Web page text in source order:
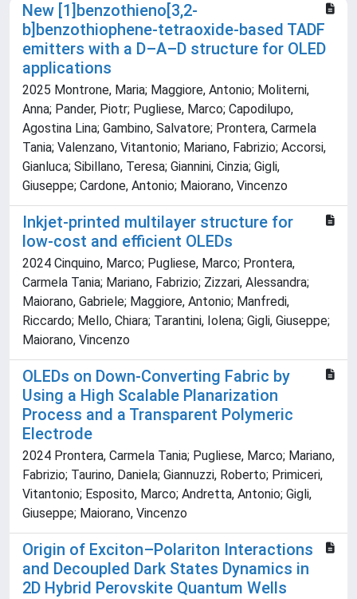
New [1]benzothieno[3,2-
b]benzothiophene-tetraoxide-based TADF
emitters with a D–A–D structure for OLED
applications
2025 Montrone, Maria; Maggiore, Antonio; Moliterni,
Anna; Pander, Piotr; Pugliese, Marco; Capodilupo,
Agostina Lina; Gambino, Salvatore; Prontera, Carmela
Tania; Valenzano, Vitantonio; Mariano, Fabrizio; Accorsi,
Gianluca; Sibillano, Teresa; Giannini, Cinzia; Gigli,
Giuseppe; Cardone, Antonio; Maiorano, Vincenzo
Inkjet-printed multilayer structure for
low-cost and efficient OLEDs
2024 Cinquino, Marco; Pugliese, Marco; Prontera,
Carmela Tania; Mariano, Fabrizio; Zizzari, Alessandra;
Maiorano, Gabriele; Maggiore, Antonio; Manfredi,
Riccardo; Mello, Chiara; Tarantini, Iolena; Gigli, Giuseppe;
Maiorano, Vincenzo
OLEDs on Down-Converting Fabric by
Using a High Scalable Planarization
Process and a Transparent Polymeric
Electrode
2024 Prontera, Carmela Tania; Pugliese, Marco; Mariano,
Fabrizio; Taurino, Daniela; Giannuzzi, Roberto; Primiceri,
Vitantonio; Esposito, Marco; Andretta, Antonio; Gigli,
Giuseppe; Maiorano, Vincenzo
Origin of Exciton–Polariton Interactions
and Decoupled Dark States Dynamics in
2D Hybrid Perovskite Quantum Wells